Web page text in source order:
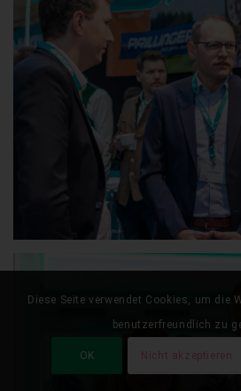
Diese Seite verwendet Cookies, um die
benutzerfreundlich zu
OK Nicht akzeptieren